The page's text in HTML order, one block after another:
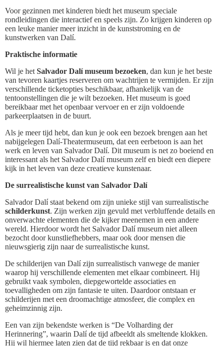
Voor gezinnen met kinderen biedt het museum speciale
rondleidingen die interactief en speels zijn. Zo krijgen kinderen op
een leuke manier meer inzicht in de kunststroming en de
kunstwerken van Dalí.
Praktische informatie
Wil je het Salvador Dalí museum bezoeken, dan kun je het beste
van tevoren kaartjes reserveren om wachtrijen te vermijden. Er zijn
verschillende ticketopties beschikbaar, afhankelijk van de
tentoonstellingen die je wilt bezoeken. Het museum is goed
bereikbaar met het openbaar vervoer en er zijn voldoende
parkeerplaatsen in de buurt.
Als je meer tijd hebt, dan kun je ook een bezoek brengen aan het
nabijgelegen Dalí-Theatermuseum, dat een eerbetoon is aan het
werk en leven van Salvador Dalí. Dit museum is net zo boeiend en
interessant als het Salvador Dalí museum zelf en biedt een diepere
kijk in het leven van deze creatieve kunstenaar.
De surrealistische kunst van Salvador Dalí
Salvador Dalí staat bekend om zijn unieke stijl van surrealistische
schilderkunst. Zijn werken zijn gevuld met verbluffende details en
onverwachte elementen die de kijker meenemen in een andere
wereld. Hierdoor wordt het Salvador Dalí museum niet alleen
bezocht door kunstliefhebbers, maar ook door mensen die
nieuwsgierig zijn naar de surrealistische kunst.
De schilderijen van Dalí zijn surrealistisch vanwege de manier
waarop hij verschillende elementen met elkaar combineert. Hij
gebruikt vaak symbolen, diepgewortelde associaties en
toevalligheden om zijn fantasie te uiten. Daardoor ontstaan er
schilderijen met een droomachtige atmosfeer, die complex en
geheimzinnig zijn.
Een van zijn bekendste werken is “De Volharding der
Herinnering”, waarin Dalí de tijd afbeeldt als smeltende klokken.
Hij wil hiermee laten zien dat de tijd rekbaar is en dat onze